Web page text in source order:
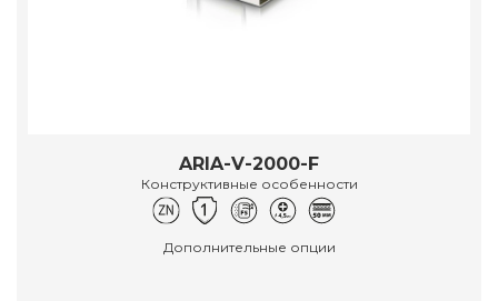
ARIA-V-2000-F
Конструктивные особенности
Дополнительные опции